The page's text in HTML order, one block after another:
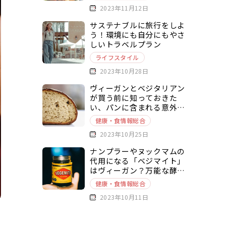
2023年11月12日
サステナブルに旅行をしよ
う！環境にも自分にもやさ
しいトラベルプラン
ライフスタイル
2023年10月28日
ヴィーガンとベジタリアン
が買う前に知っておきた
い、パンに含まれる意外な
動物由来原料とは？
健康・食情報総合
2023年10月25日
ナンプラーやヌックマムの
代用になる「ベジマイト」
はヴィーガン？万能な酵母
エキスベースの調味料を徹
底解説
健康・食情報総合
2023年10月11日